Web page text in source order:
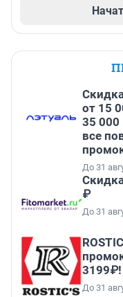
от 15
35 000
все
До 31
₽
До 31
3199₽!
До 31